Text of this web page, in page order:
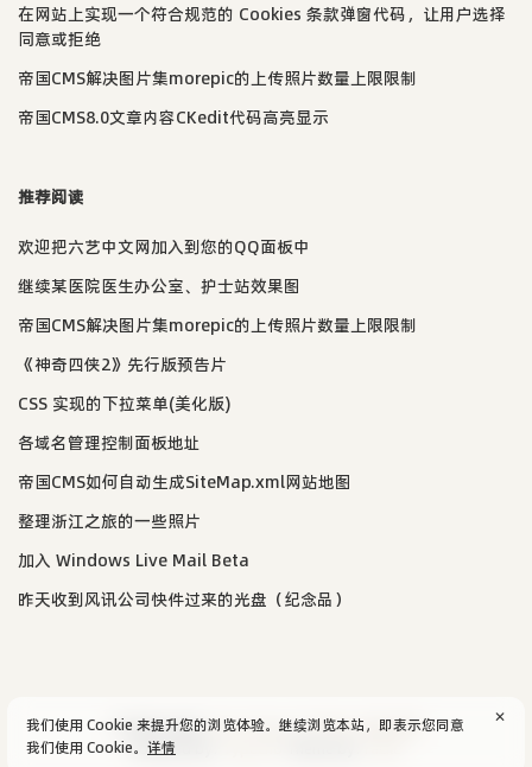
在网站上实现一个符合规范的 Cookies 条款弹窗代码，让用户选择
同意或拒绝
帝国CMS解决图片集morepic的上传照片数量上限限制
帝国CMS8.0文章内容CKedit代码高亮显示
推荐阅读
欢迎把六艺中文网加入到您的QQ面板中
继续某医院医生办公室、护士站效果图
帝国CMS解决图片集morepic的上传照片数量上限限制
《神奇四侠2》先行版预告片
CSS 实现的下拉菜单(美化版)
各域名管理控制面板地址
帝国CMS如何自动生成SiteMap.xml网站地图
整理浙江之旅的一些照片
加入 Windows Live Mail Beta
昨天收到风讯公司快件过来的光盘（纪念品）
© 2004-2026aijun's blog/SiteMap.隐私政策
Powered by:
✕
我们使用 Cookie 来提升您的浏览体验。继续浏览本站，即表示您同意
我们使用 Cookie。 详情